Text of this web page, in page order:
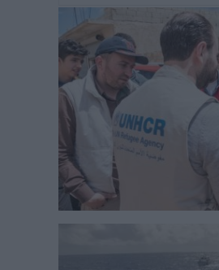
Información adicional
link